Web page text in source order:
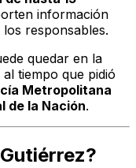
información
responsables.
quedar en la
tiempo que pidió
Metropolitana
de la Nación.